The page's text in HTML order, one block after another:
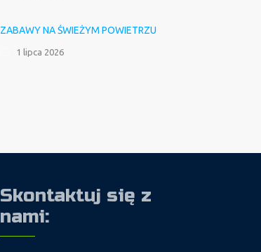
ZABAWY NA ŚWIEŻYM POWIETRZU
1 lipca 2026
Skontaktuj się z
nami: